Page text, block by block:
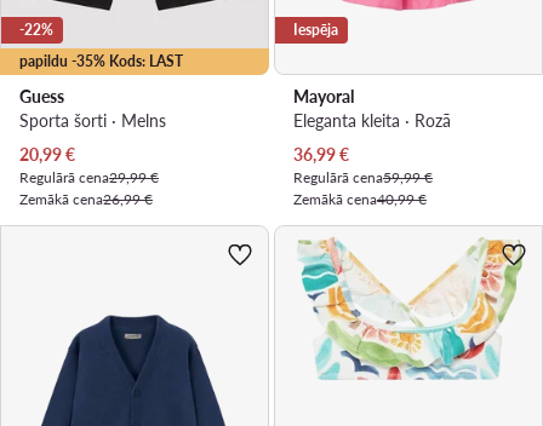
papildu -35% Kods: LAST
-22%
Guess
Sporta šorti · Melns
Pašreizējā cena
20,99€
Regulārā cena29,99 €
Zemākā cena26,99 €
Iespēja
Mayoral
Eleganta kleita · Rozā
Pašreizējā cena
36,99€
Regulārā cena59,99 €
Zemākā cena40,99 €